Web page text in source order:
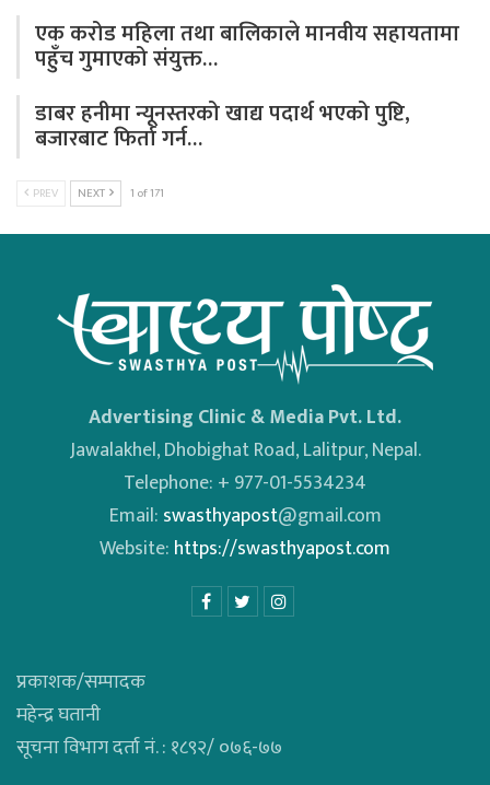
एक करोड महिला तथा बालिकाले मानवीय सहायतामा
पहुँच गुमाएको संयुक्त…
डाबर हनीमा न्यूनस्तरको खाद्य पदार्थ भएको पुष्टि,
बजारबाट फिर्ता गर्न…
PREV NEXT 1 of 171
Advertising Clinic & Media Pvt. Ltd.
Jawalakhel, Dhobighat Road, Lalitpur, Nepal.
Telephone: + 977-01-5534234
Email: swasthyapost@gmail.com
Website: https://swasthyapost.com
प्रकाशक/सम्पादक
महेन्द्र घतानी
सूचना विभाग दर्ता नं. : १८९२/ ०७६-७७